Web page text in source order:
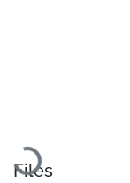
Loading...
Files